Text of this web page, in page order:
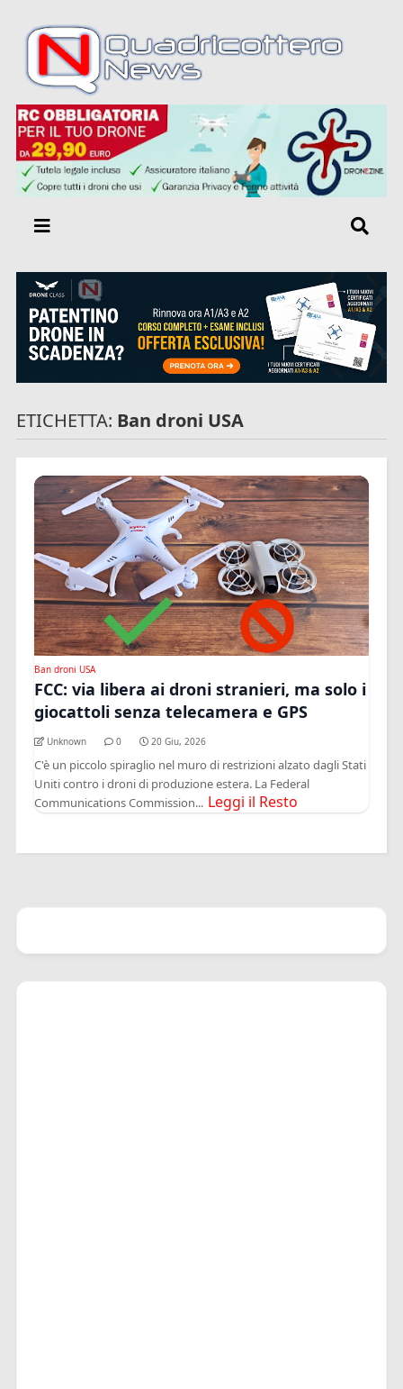
ETICHETTA: Ban droni USA
Ban droni USA
FCC: via libera ai droni stranieri, ma solo i
giocattoli senza telecamera e GPS
Unknown 0 20 Giu, 2026
C'è un piccolo spiraglio nel muro di restrizioni alzato dagli Stati
Uniti contro i droni di produzione estera. La Federal
Communications Commission... Leggi il Resto